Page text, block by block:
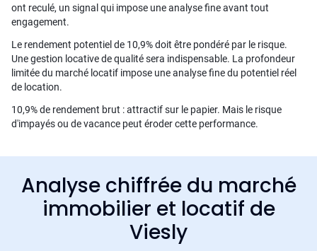
ont reculé, un signal qui impose une analyse fine avant tout
engagement.
Le rendement potentiel de 10,9% doit être pondéré par le risque.
Une gestion locative de qualité sera indispensable. La profondeur
limitée du marché locatif impose une analyse fine du potentiel réel
de location.
10,9% de rendement brut : attractif sur le papier. Mais le risque
d'impayés ou de vacance peut éroder cette performance.
Analyse chiffrée du marché
immobilier et locatif de
Viesly